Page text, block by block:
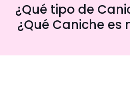
¿Qué tipo de
¿Qué Caniche es